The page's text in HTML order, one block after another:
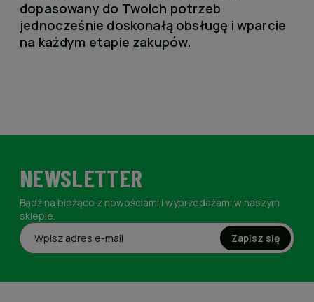
dopasowany do Twoich potrzeb
jednocześnie doskonałą obsługę i wparcie
na każdym etapie zakupów.
NEWSLETTER
Bądź na bieżąco z nowościami i wyprzedażami w naszym
sklepie.
Zapisz się